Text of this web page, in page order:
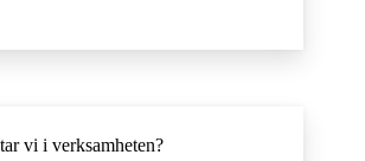
vi i verksamheten?